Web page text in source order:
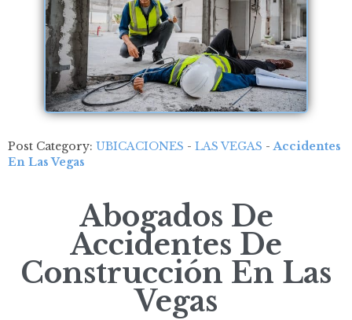
Post Category: UBICACIONES - LAS VEGAS -Accidentes
En Las Vegas
Abogados De
Accidentes De
Construcción En Las
Vegas